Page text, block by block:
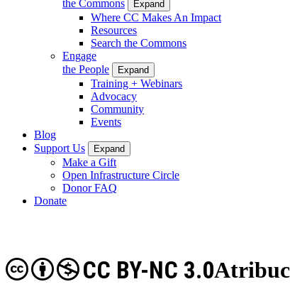
the Commons
Expand
Where CC Makes An Impact
Resources
Search the Commons
Engage
the People
Expand
Training + Webinars
Advocacy
Community
Events
Blog
Support Us
Expand
Make a Gift
Open Infrastructure Circle
Donor FAQ
Donate
CC BY-NC 3.0